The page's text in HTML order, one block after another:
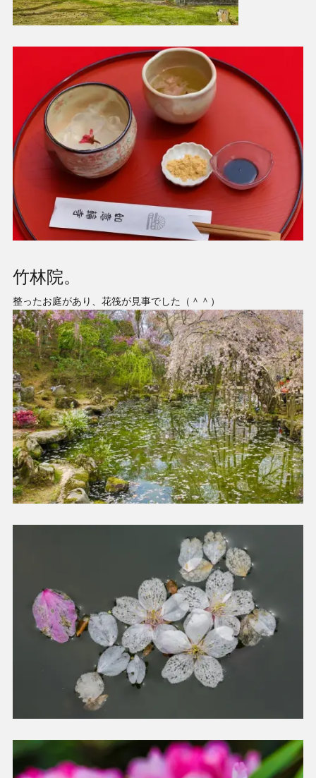
竹林院。
整ったお庭があり、花筏が見事でした（＾＾）